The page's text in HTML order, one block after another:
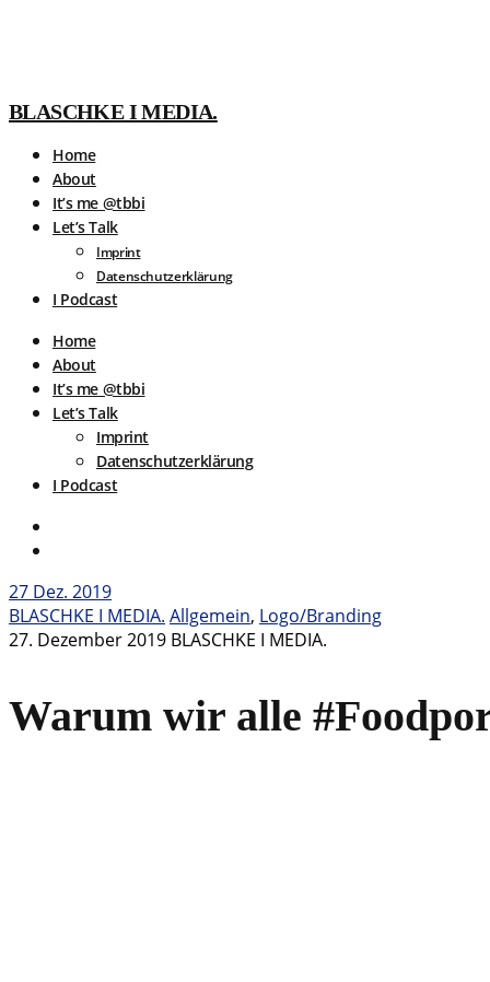
BLASCHKE I MEDIA.
Home
About
It’s me @tbbi
Let’s Talk
Imprint
Datenschutzerklärung
I Podcast
Home
About
It’s me @tbbi
Let’s Talk
Imprint
Datenschutzerklärung
I Podcast
27 Dez. 2019
BLASCHKE I MEDIA. Allgemein, Logo/Branding
27. Dezember 2019 BLASCHKE I MEDIA.
Warum wir alle